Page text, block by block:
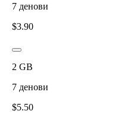
7 денови
$3.90
2 GB
7 денови
$5.50